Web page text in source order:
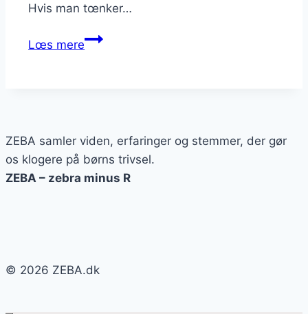
Hvis man tœnker…
Lœs mereDen
ZEBA samler viden, erfaringer og stemmer, der gør
os klogere på børns trivsel.
ZEBA – zebra minus R
© 2026 ZEBA.dk